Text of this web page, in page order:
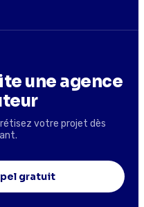
une agence
votre projet dès
gratuit